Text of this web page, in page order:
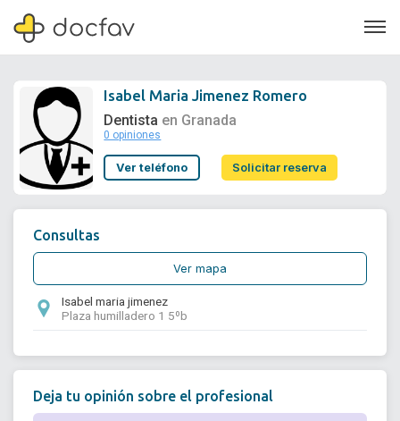
Soporte
Isabel Maria Jimenez Romero
Dentista en Granada
0 opiniones
Ver teléfono Solicitar reserva
Consultas
Ver mapa
Isabel maria jimenez
Plaza humilladero 1 5ºb
Deja tu opinión sobre el profesional